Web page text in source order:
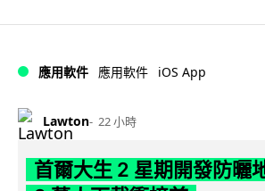
應用軟件 應用軟件 iOS App
Lawton 22 小時
首爾大生 2 星期開發防曬